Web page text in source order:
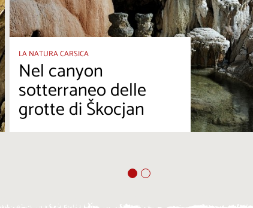
LA NATURA CARSICA
Nel canyon
sotterraneo delle
grotte di Škocjan